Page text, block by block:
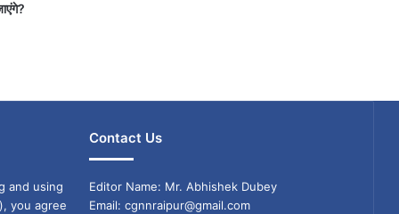
and using
you agree
Contact Us
Editor Name: Mr. Abhishek Dubey
Email: cgnnraipur@gmail.com